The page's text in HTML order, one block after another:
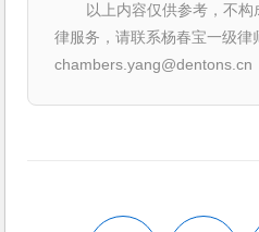
以上内容仅供参考，不
律服务，请联系杨春宝一级律
chambers.yang@dentons.cn